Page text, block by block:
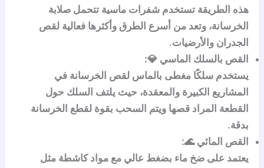
هذه الطريقة تستخدم شفرات ماسية تتحمل صلابة
الخرسانة، وتعد من أسرع الطرق وأكثرها فعالية لقص
الجدران والأرضيات.
القص بالسلك الماسي 💎:
يستخدم سلكًا مغطى بالماس لقص الخرسانة في
المشاريع الكبيرة والمعقدة، حيث يلتف السلك حول
القطعة المراد قصها ويتم السحب بقوة لقطع الخرسانة
بدقة.
القص المائي 🌊:
يعتمد على ضخ ماء بضغط عالي مع مواد كاشطة مثل